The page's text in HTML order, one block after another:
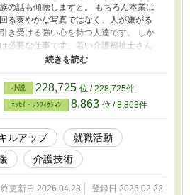
の話も傾聴しますと。 もちろん本業は
る爽やかな写真ではなく、人が嫌がる
き受ける強い心を持つ人達です。 しか
必要な仕事です。若い介護福祉士さん
のある方は、体力面でどうしても不利で
る全ての人たちの声を受け止めた人、そ
かれた観察力を持ち、新たな世界で働
か? 人口が減る中、障がいがあっても働
支援する仕事です。 簡単ではないです
護福祉士をやり続けた方たちなら、きっ
がいを見つけると思います。
小説 228,725 位 / 228,725件
ｴｯｾｲ・ﾉﾝﾌｨｸｼｮﾝ 8,863 位 / 8,863件
ルアップ
就職活動
介護技術
更新日 2026.04.23 登録日 2026.02.22